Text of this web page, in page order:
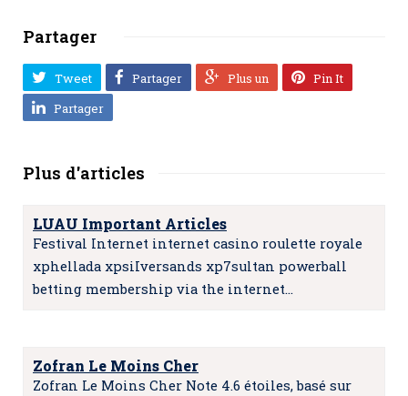
Partager
Tweet Partager Plus un
Pin It
Partager
Plus d'articles
LUAU Important Articles
Festival Internet internet casino roulette royale
xphellada xpsiIversands xp7sultan powerball
betting membership via the internet…
Zofran Le Moins Cher
Zofran Le Moins Cher Note 4.6 étoiles, basé sur